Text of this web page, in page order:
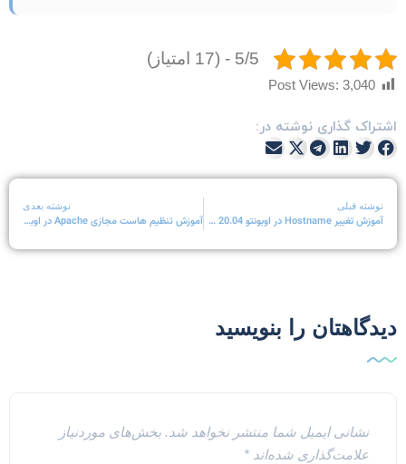
5/5 - (17 امتیاز)
Post Views: 3,040
گذاری نوشته در:
نوشته قبلی
آموزش تغییر Hostname در اوبونتو 20.04 Ubuntu
نوشته بعدی
آموزش تنظیم هاست مجازی Apache در اوبونتو 20.04 Ubuntu
را بنویسید
نشانی ایمیل شما منتشر نخواهد شد. بخش‌های موردنیاز
علامت‌گذاری شده‌اند*